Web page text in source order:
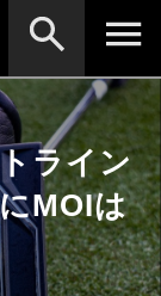
ライン
MOIは
検索